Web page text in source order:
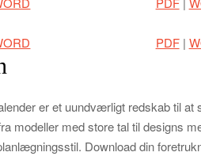
PDF|
er et uundværligt redskab til
modeller med store tal til designs
Download din